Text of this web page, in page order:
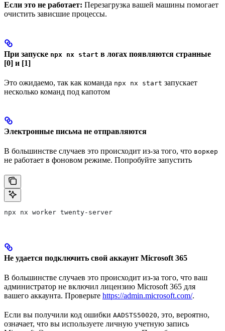
Если это не работает: Перезагрузка вашей машины помогает
очистить зависшие процессы.
При запуске npx nx start в логах появляются странные
[0] и [1]
Это ожидаемо, так как команда npx nx start запускает
несколько команд под капотом
Электронные письма не отправляются
В большинстве случаев это происходит из-за того, что воркер
не работает в фоновом режиме. Попробуйте запустить
npx nx worker twenty-server
Не удается подключить свой аккаунт Microsoft 365
В большинстве случаев это происходит из-за того, что ваш
администратор не включил лицензию Microsoft 365 для
вашего аккаунта. Проверьте https://admin.microsoft.com/.
Если вы получили код ошибки AADSTS50020, это, вероятно,
означает, что вы используете личную учетную запись